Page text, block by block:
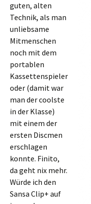
guten, alten
Technik, als man
unliebsame
Mitmenschen
noch mit dem
portablen
Kassettenspieler
oder (damit war
man der coolste
in der Klasse)
mit einem der
ersten Discmen
erschlagen
konnte. Finito,
da geht nix mehr.
Würde ich den
Sansa Clip+ auf